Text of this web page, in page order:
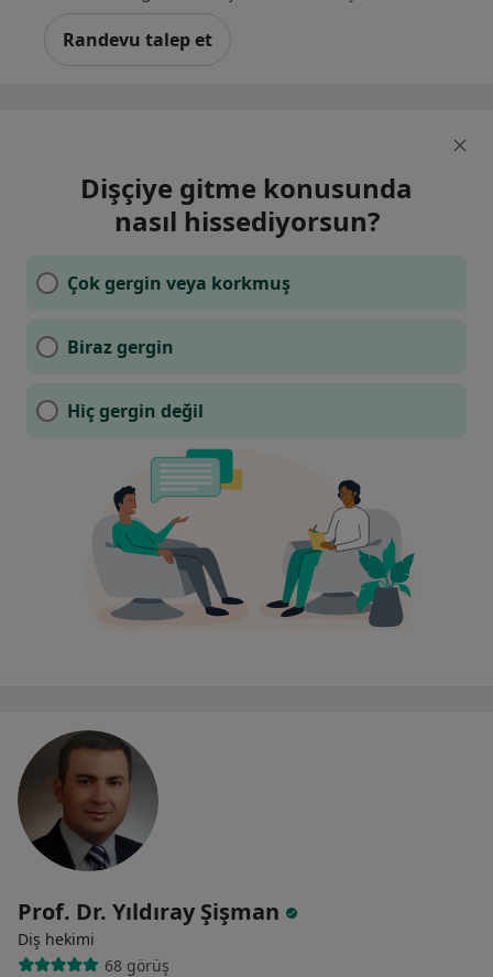
Randevu talep et
Dişçiye gitme konusunda
nasıl hissediyorsun?
Çok gergin veya korkmuş
Biraz gergin
Hiç gergin değil
Prof. Dr. Yıldıray Şişman
Diş hekimi
68 görüş